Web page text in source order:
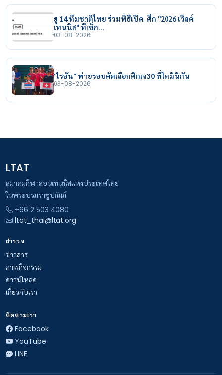
ยู 14 ทีมชาติไทย ร่วมพิธีเปิด ศึก "2026 เวิลด์
เทนนิส" ที่เช็ก…
03-08-2026
"ไรอัน" พ่ายรอบคัดเลือกศึกเจ30 ที่โดมินิกัน
03-08-2026
LTAT
สมาคมกีฬาลอนเทนนิสแห่งประเทศไทย
ในพระบรมราชูปถัมภ์
+66 2 503 4080
ltat_thai@ltat.org
สำรวจ
ข่าวสาร
ภาพกิจกรรม
ดาวน์โหลด
เกี่ยวกับเรา
ติดตามเรา
Facebook
YouTube
LINE